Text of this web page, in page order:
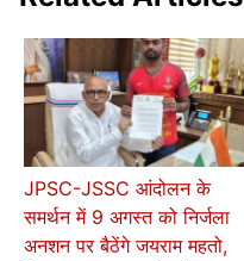
JPSC-JSSC आंदोलन के
समर्थन में 9 अगस्त को निर्जला
अनशन पर बैठेंगे जयराम महतो,